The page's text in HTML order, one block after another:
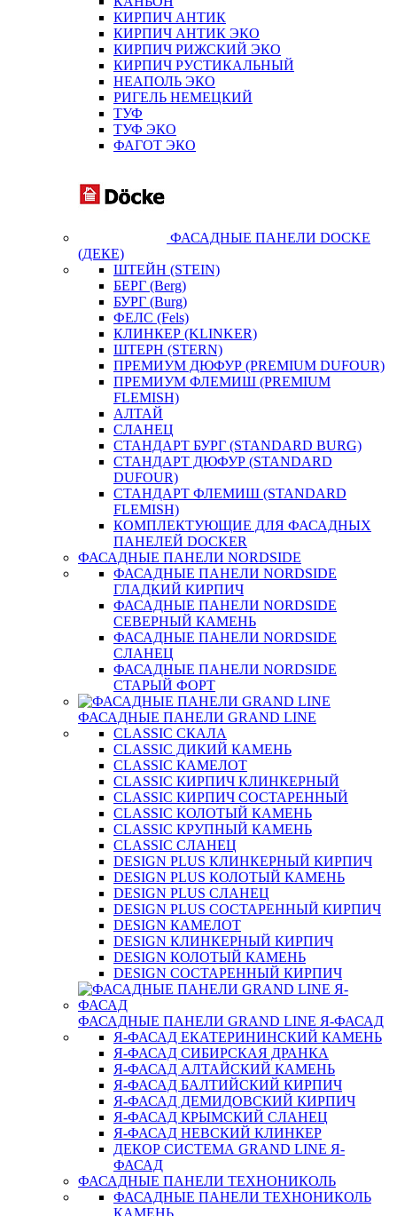
КИРПИЧ АНТИК
КИРПИЧ АНТИК ЭКО
КИРПИЧ РИЖСКИЙ ЭКО
КИРПИЧ РУСТИКАЛЬНЫЙ
НЕАПОЛЬ ЭКО
РИГЕЛЬ НЕМЕЦКИЙ
ТУФ
ТУФ ЭКО
ФАГОТ ЭКО
ФАСАДНЫЕ ПАНЕЛИ DOCKE
(ДЕКЕ)
ШТЕЙН (STEIN)
БЕРГ (Berg)
БУРГ (Burg)
ФЕЛС (Fels)
КЛИНКЕР (KLINKER)
ШТЕРН (STERN)
ПРЕМИУМ ДЮФУР (PREMIUM DUFOUR)
ПРЕМИУМ ФЛЕМИШ (PREMIUM
FLEMISH)
АЛТАЙ
СЛАНЕЦ
СТАНДАРТ БУРГ (STANDARD BURG)
СТАНДАРТ ДЮФУР (STANDARD
DUFOUR)
СТАНДАРТ ФЛЕМИШ (STANDARD
FLEMISH)
КОМПЛЕКТУЮЩИЕ ДЛЯ ФАСАДНЫХ
ПАНЕЛЕЙ DOCKER
ФАСАДНЫЕ ПАНЕЛИ NORDSIDE
ФАСАДНЫЕ ПАНЕЛИ NORDSIDE
ГЛАДКИЙ КИРПИЧ
ФАСАДНЫЕ ПАНЕЛИ NORDSIDE
СЕВЕРНЫЙ КАМЕНЬ
ФАСАДНЫЕ ПАНЕЛИ NORDSIDE
СЛАНЕЦ
ФАСАДНЫЕ ПАНЕЛИ NORDSIDE
СТАРЫЙ ФОРТ
ФАСАДНЫЕ ПАНЕЛИ GRAND LINE
CLASSIC СКАЛА
CLASSIC ДИКИЙ КАМЕНЬ
CLASSIC КАМЕЛОТ
CLASSIC КИРПИЧ КЛИНКЕРНЫЙ
CLASSIC КИРПИЧ СОСТАРЕННЫЙ
CLASSIC КОЛОТЫЙ КАМЕНЬ
CLASSIC КРУПНЫЙ КАМЕНЬ
CLASSIC СЛАНЕЦ
DESIGN PLUS КЛИНКЕРНЫЙ КИРПИЧ
DESIGN PLUS КОЛОТЫЙ КАМЕНЬ
DESIGN PLUS СЛАНЕЦ
DESIGN PLUS СОСТАРЕННЫЙ КИРПИЧ
DESIGN КАМЕЛОТ
DESIGN КЛИНКЕРНЫЙ КИРПИЧ
DESIGN КОЛОТЫЙ КАМЕНЬ
DESIGN СОСТАРЕННЫЙ КИРПИЧ
ФАСАДНЫЕ ПАНЕЛИ GRAND LINE Я-ФАСАД
Я-ФАСАД ЕКАТЕРИНИНСКИЙ КАМЕНЬ
Я-ФАСАД СИБИРСКАЯ ДРАНКА
Я-ФАСАД АЛТАЙСКИЙ КАМЕНЬ
Я-ФАСАД БАЛТИЙСКИЙ КИРПИЧ
Я-ФАСАД ДЕМИДОВСКИЙ КИРПИЧ
Я-ФАСАД КРЫМСКИЙ СЛАНЕЦ
Я-ФАСАД НЕВСКИЙ КЛИНКЕР
ДЕКОР СИСТЕМА GRAND LINE Я-
ФАСАД
ФАСАДНЫЕ ПАНЕЛИ ТЕХНОНИКОЛЬ
ФАСАДНЫЕ ПАНЕЛИ ТЕХНОНИКОЛЬ
КАМЕНЬ